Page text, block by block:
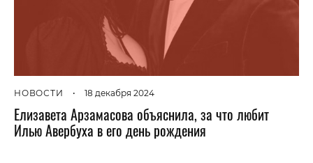
НОВОСТИ • 18 декабря 2024
Елизавета Арзамасова объяснила, за что любит
Илью Авербуха в его день рождения